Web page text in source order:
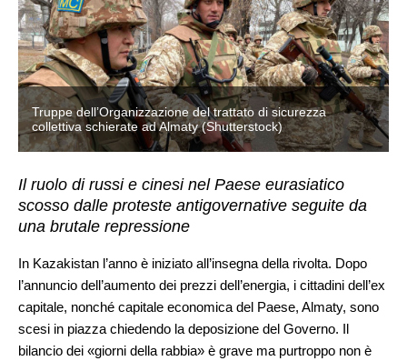
Truppe dell’Organizzazione del trattato di sicurezza
collettiva schierate ad Almaty (Shutterstock)
Il ruolo di russi e cinesi nel Paese eurasiatico
scosso dalle proteste antigovernative seguite da
una brutale repressione
In Kazakistan l’anno è iniziato all’insegna della rivolta. Dopo
l’annuncio dell’aumento dei prezzi dell’energia, i cittadini dell’ex
capitale, nonché capitale economica del Paese, Almaty, sono
scesi in piazza chiedendo la deposizione del Governo. Il
bilancio dei «giorni della rabbia» è grave ma purtroppo non è